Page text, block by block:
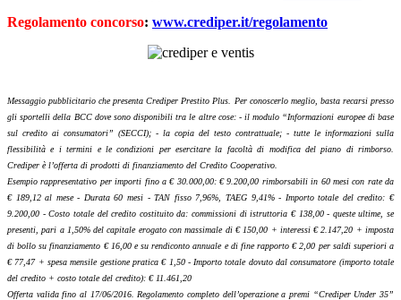
Regolamento concorso: www.crediper.it/regolamento
Messaggio pubblicitario che presenta Crediper Prestito Plus. Per conoscerlo meglio, basta recarsi presso
gli sportelli della BCC dove sono disponibili tra le altre cose: - il modulo “Informazioni europee di base
sul credito ai consumatori” (SECCI); - la copia del testo contrattuale; - tutte le informazioni sulla
flessibilità e i termini e le condizioni per esercitare la facoltà di modifica del piano di rimborso.
Crediper è l’offerta di prodotti di finanziamento del Credito Cooperativo.
Esempio rappresentativo per importi fino a € 30.000,00: € 9.200,00 rimborsabili in 60 mesi con rate da
€ 189,12 al mese - Durata 60 mesi - TAN fisso 7,96%, TAEG 9,41% - Importo totale del credito: €
9.200,00 - Costo totale del credito costituito da: commissioni di istruttoria € 138,00 - queste ultime, se
presenti, pari a 1,50% del capitale erogato con massimale di € 150,00 + interessi € 2.147,20 + imposta
di bollo su finanziamento € 16,00 e su rendiconto annuale e di fine rapporto € 2,00 per saldi superiori a
€ 77,47 + spesa mensile gestione pratica € 1,50 - Importo totale dovuto dal consumatore (importo totale
del credito + costo totale del credito): € 11.461,20
Offerta valida fino al 17/06/2016. Regolamento completo dell’operazione a premi “Crediper Under 35”